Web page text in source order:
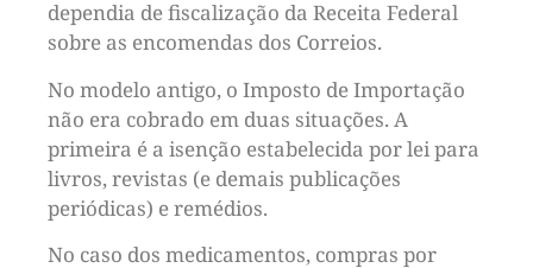
dependia de fiscalização da Receita Federal
sobre as encomendas dos Correios.
No modelo antigo, o Imposto de Importação
não era cobrado em duas situações. A
primeira é a isenção estabelecida por lei para
livros, revistas (e demais publicações
periódicas) e remédios.
No caso dos medicamentos, compras por